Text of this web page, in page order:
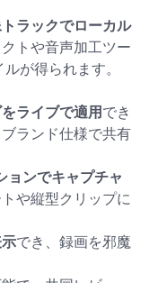
ラックでローカル
トや音声加工ツー
が得られます。
ライブで適用でき
ランド仕様で共有
ョンでキャプチャ
や縦型クリップに
でき、録画を邪魔